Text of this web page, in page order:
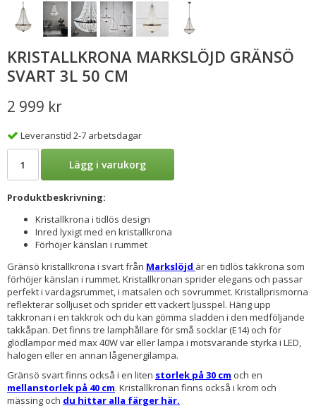
KRISTALLKRONA MARKSLÖJD GRÄNSÖ
SVART 3L 50 CM
2 999 kr
Leveranstid 2-7 arbetsdagar
Lägg i varukorg
Produktbeskrivning:
Kristallkrona i tidlös design
Inred lyxigt med en kristallkrona
Förhöjer känslan i rummet
Gränsö kristallkrona i svart från Markslöjd är en tidlös takkrona som
förhöjer känslan i rummet. Kristallkronan sprider elegans och passar
perfekt i vardagsrummet, i matsalen och sovrummet. Kristallprismorna
reflekterar solljuset och sprider ett vackert ljusspel. Häng upp
takkronan i en takkrok och du kan gömma sladden i den medföljande
takkåpan. Det finns tre lamphållare för små socklar (E14) och för
glödlampor med max 40W var eller lampa i motsvarande styrka i LED,
halogen eller en annan lågenergilampa.
Gränsö svart finns också i en liten storlek på 30 cm och en
mellanstorlek på 40 cm. Kristallkronan finns också i krom och
mässing och du hittar alla färger här.